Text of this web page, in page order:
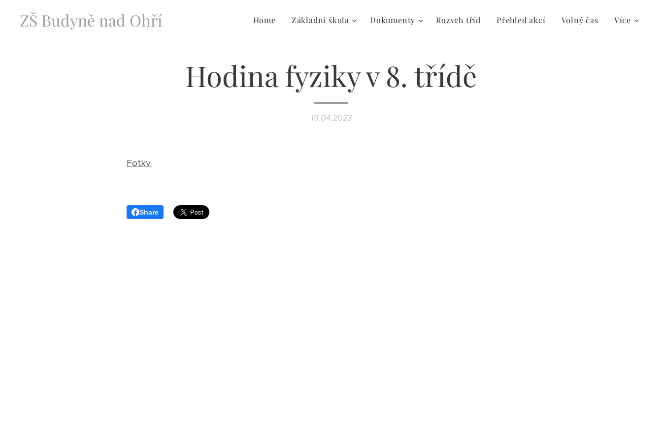
ZŠ Budyně nad Ohří Home Základní škola Dokumenty Rozvrh tříd Přehled akcí Volný čas Více
Hodina fyziky v 8. třídě
19.04.2023
Fotky
Share